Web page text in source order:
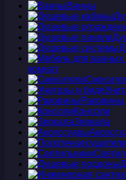
Ванны
комнат
Раковины
Консоли
Зеркала